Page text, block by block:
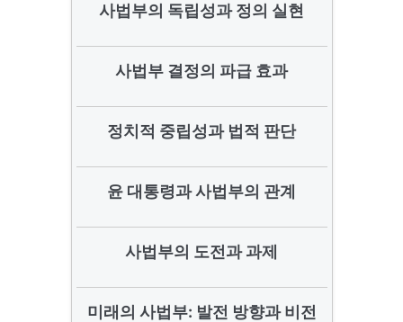
사법부의 독립성과 정의 실현
사법부 결정의 파급 효과
정치적 중립성과 법적 판단
윤 대통령과 사법부의 관계
사법부의 도전과 과제
미래의 사법부: 발전 방향과 비전